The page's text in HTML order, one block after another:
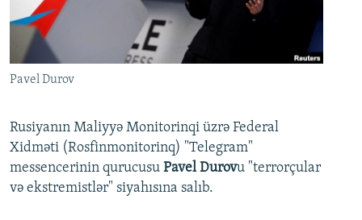
Pavel Durov
Rusiyanın Maliyyə Monitorinqi üzrə Federal
Xidməti (Rosfinmonitorinq) "Telegram"
messencerinin qurucusu Pavel Durovu "terrorçular
və ekstremistlər" siyahısına salıb.